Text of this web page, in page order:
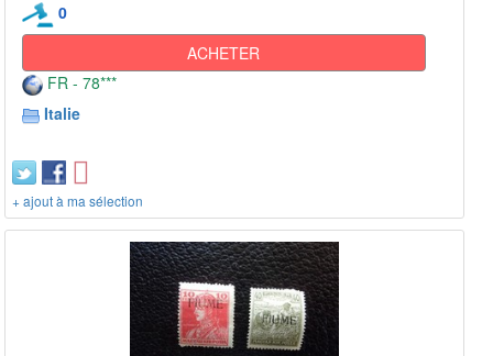
0
ACHETER
FR - 78***
Italie
+ ajout à ma sélection